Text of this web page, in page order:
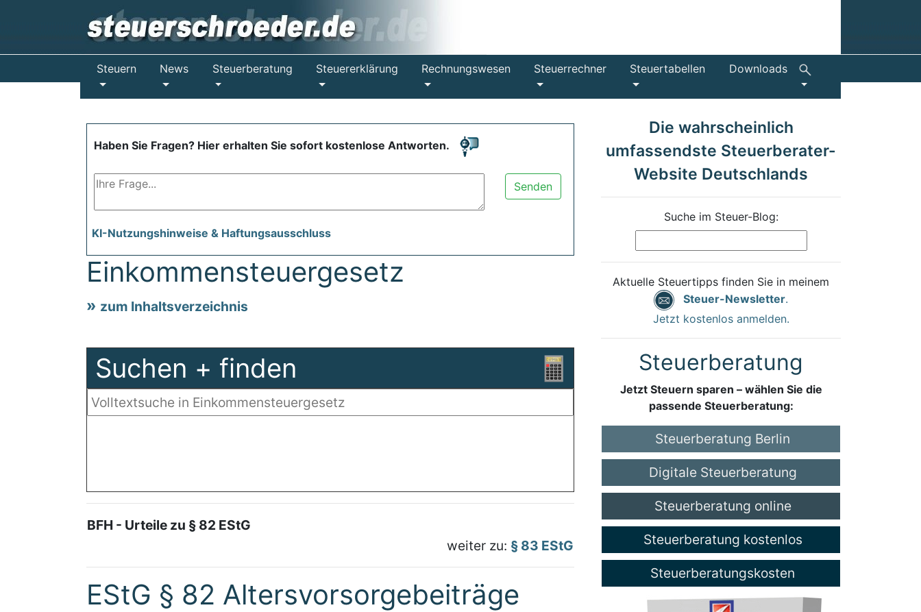
Steuern News Steuerberatung Steuererklärung Rechnungswesen Steuerrechner Steuertabellen Downloads
Haben Sie Fragen? Hier erhalten Sie sofort kostenlose Antworten.
Senden
KI-Nutzungshinweise & Haftungsausschluss
Einkommensteuergesetz
zum Inhaltsverzeichnis
Suchen + finden
BFH - Urteile zu § 82 EStG
weiter zu: § 83 EStG
EStG § 82 Altersvorsorgebeiträge
Die wahrscheinlich
umfassendste Steuerberater-
Website Deutschlands
Suche im Steuer-Blog:
Aktuelle Steuertipps finden Sie in meinem
Steuer-Newsletter.
Jetzt kostenlos anmelden.
Steuerberatung
Jetzt Steuern sparen – wählen Sie die
passende Steuerberatung:
Steuerberatung Berlin
Digitale Steuerberatung
Steuerberatung online
Steuerberatung kostenlos
Steuerberatungskosten